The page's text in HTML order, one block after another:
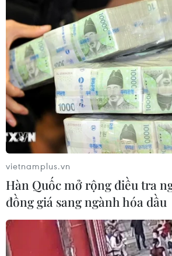
vietnamplus.vn
Hàn Quốc mở rộng điều tra
đồng giá sang ngành hóa dầu